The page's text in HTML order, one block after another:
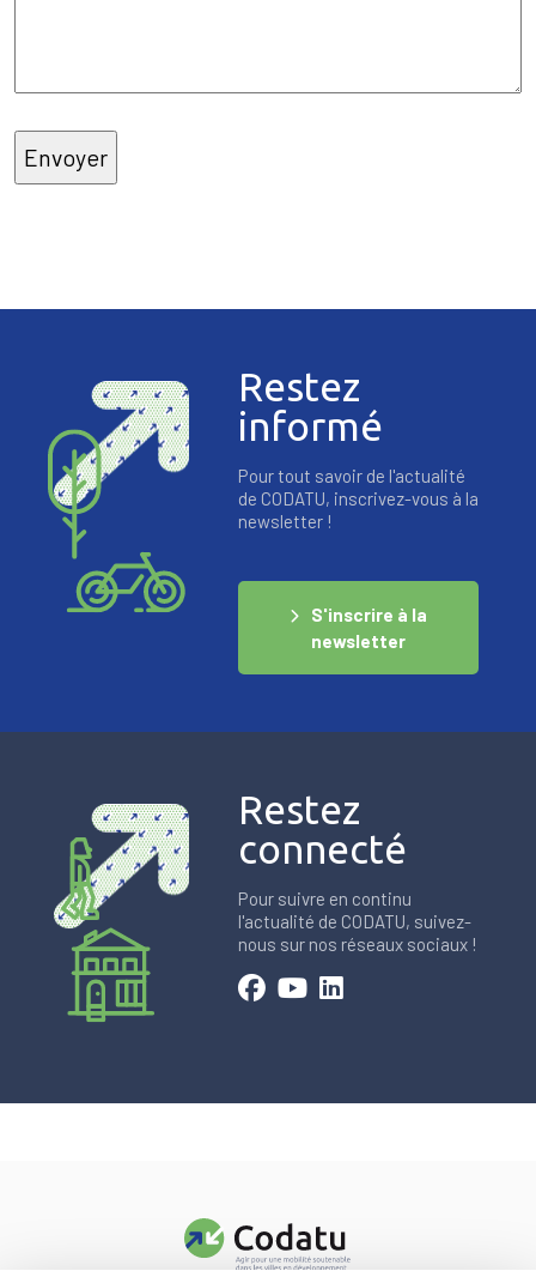
Restez
informé
Pour tout savoir de l'actualité
de CODATU, inscrivez-vous à la
newsletter !
S'inscrire à la
newsletter
Restez
connecté
Pour suivre en continu
l'actualité de CODATU, suivez-
nous sur nos réseaux sociaux !